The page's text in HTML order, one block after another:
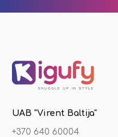
UAB "Virent Baltija"
+370 640 60004